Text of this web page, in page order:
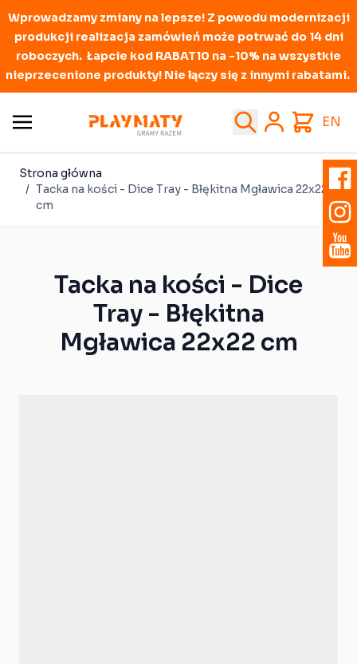
Wprowadzamy zmiany na lepsze! Z powodu modernizacji
produkcji realizacja zamówień może potrwać do 14 dni
roboczych. Łapcie kod RABAT10 na -10% na wszystkie
nieprzecenione produkty! Nie łączy się z innymi rabatami.
Search
Cart EN
Strona główna
/ Tacka na kości - Dice Tray - Błękitna Mgławica 22x22
cm
Tacka na kości - Dice
Tray - Błękitna
Mgławica 22x22 cm